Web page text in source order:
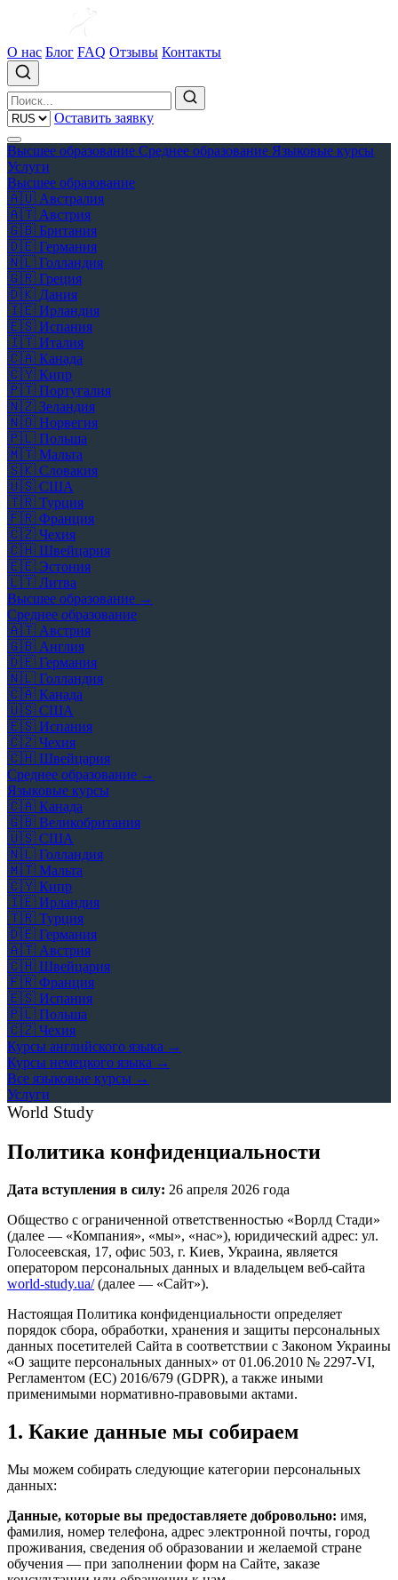
О нас Блог FAQ Отзывы Контакты
Оставить заявку
Высшее образование Среднее образование Языковые курсы
Услуги
Высшее образование
🇦🇺 Австралия
🇦🇹 Австрия
🇬🇧 Британия
🇩🇪 Германия
🇳🇱 Голландия
🇬🇷 Греция
🇩🇰 Дания
🇮🇪 Ирландия
🇪🇸 Испания
🇮🇹 Италия
🇨🇦 Канада
🇨🇾 Кипр
🇵🇹 Португалия
🇳🇿 Зеландия
🇳🇴 Норвегия
🇵🇱 Польша
🇲🇹 Мальта
🇸🇰 Словакия
🇺🇸 США
🇹🇷 Турция
🇫🇷 Франция
🇨🇿 Чехия
🇨🇭 Швейцария
🇪🇪 Эстония
🇱🇹 Литва
Высшее образование →
Среднее образование
🇦🇹 Австрия
🇬🇧 Англия
🇩🇪 Германия
🇳🇱 Голландия
🇨🇦 Канада
🇺🇸 США
🇪🇸 Испания
🇨🇿 Чехия
🇨🇭 Швейцария
Среднее образование →
Языковые курсы
🇨🇦 Канада
🇬🇧 Великобритания
🇺🇸 США
🇳🇱 Голландия
🇲🇹 Мальта
🇨🇾 Кипр
🇮🇪 Ирландия
🇹🇷 Турция
🇩🇪 Германия
🇦🇹 Австрия
🇨🇭 Швейцария
🇫🇷 Франция
🇪🇸 Испания
🇵🇱 Польша
🇨🇿 Чехия
Курсы английского языка →
Курсы немецкого языка →
Все языковые курсы →
Услуги
World Study
Политика конфиденциальности
Дата вступления в силу: 26 апреля 2026 года
Общество с ограниченной ответственностью «Ворлд Стади»
(далее — «Компания», «мы», «нас»), юридический адрес: ул.
Голосеевская, 17, офис 503, г. Киев, Украина, является
оператором персональных данных и владельцем веб-сайта
world-study.ua/(далее — «Сайт»).
Настоящая Политика конфиденциальности определяет
порядок сбора, обработки, хранения и защиты персональных
данных посетителей Сайта в соответствии с Законом Украины
«О защите персональных данных» от 01.06.2010 № 2297-VI,
Регламентом (ЕС) 2016/679 (GDPR), а также иными
применимыми нормативно-правовыми актами.
1. Какие данные мы собираем
Мы можем собирать следующие категории персональных
данных:
Данные, которые вы предоставляете добровольно: имя,
фамилия, номер телефона, адрес электронной почты, город
проживания, сведения об образовании и желаемой стране
обучения — при заполнении форм на Сайте, заказе